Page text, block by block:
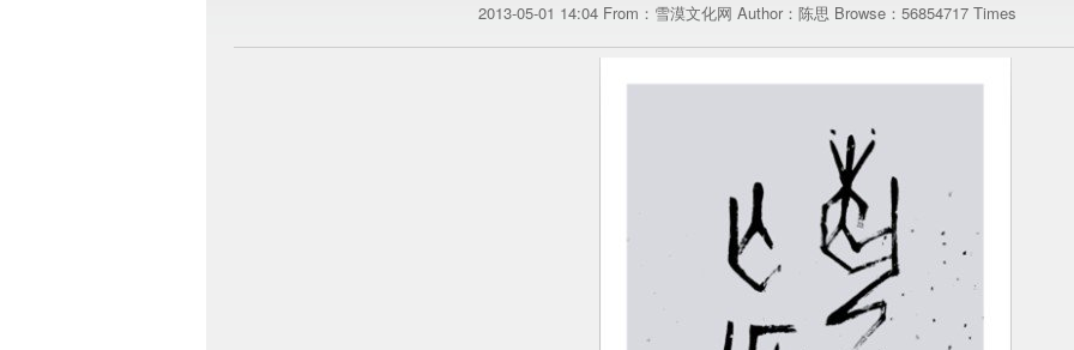
2013-05-01 14:04 From：雪漠文化网 Author：陈思 Browse： 56854717 Times